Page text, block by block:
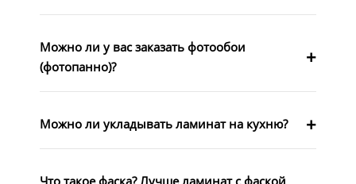
Можно ли у вас заказать фотообои
(фотопанно)?
Можно ли укладывать ламинат на кухню?
Что такое фаска? Лучше ламинат с фаской